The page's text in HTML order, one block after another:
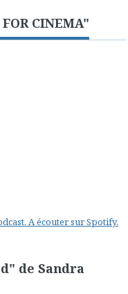
CINEMA"
A écouter sur Spotify.
de Sandra